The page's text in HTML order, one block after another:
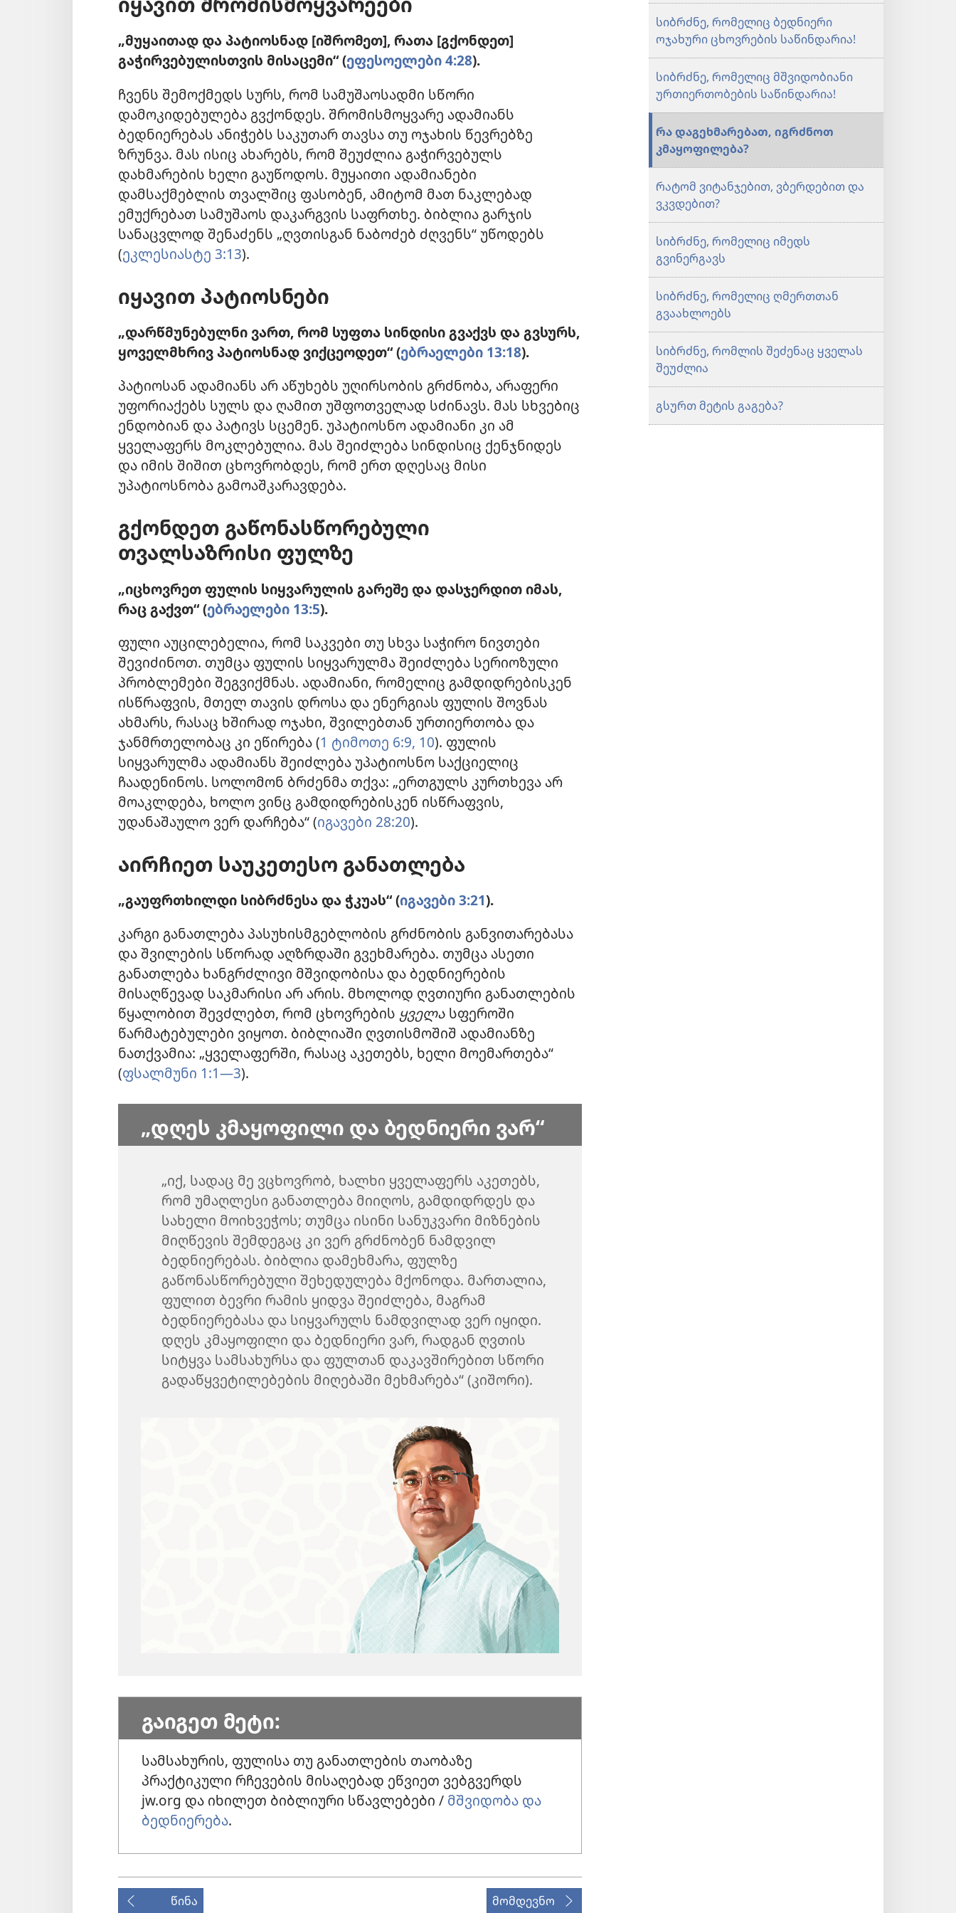
„მუყაითად და პატიოსნად [იშრომეთ], რათა [გქონდეთ]
გაჭირვებულისთვის მისაცემი“ (ეფესოელები 4:28).
ჩვენს შემოქმედს სურს, რომ სამუშაოსადმი სწორი
დამოკიდებულება გვქონდეს. შრომისმოყვარე ადამიანს
ბედნიერებას ანიჭებს საკუთარ თავსა თუ ოჯახის წევრებზე
ზრუნვა. მას ისიც ახარებს, რომ შეუძლია გაჭირვებულს
დახმარების ხელი გაუწოდოს. მუყაითი ადამიანები
დამსაქმებლის თვალშიც ფასობენ, ამიტომ მათ ნაკლებად
ემუქრებათ სამუშაოს დაკარგვის საფრთხე. ბიბლია გარჯის
სანაცვლოდ შენაძენს „ღვთისგან ნაბოძებ ძღვენს“ უწოდებს
(ეკლესიასტე 3:13).
იყავით პატიოსნები
„დარწმუნებულნი ვართ, რომ სუფთა სინდისი გვაქვს და გვსურს,
ყოველმხრივ პატიოსნად ვიქცეოდეთ“ (ებრაელები 13:18).
პატიოსან ადამიანს არ აწუხებს უღირსობის გრძნობა, არაფერი
უფორიაქებს სულს და ღამით უშფოთველად სძინავს. მას სხვებიც
ენდობიან და პატივს სცემენ. უპატიოსნო ადამიანი კი ამ
ყველაფერს მოკლებულია. მას შეიძლება სინდისიც ქენჯნიდეს
და იმის შიშით ცხოვრობდეს, რომ ერთ დღესაც მისი
უპატიოსნობა გამოაშკარავდება.
გქონდეთ გაწონასწორებული
თვალსაზრისი ფულზე
„იცხოვრეთ ფულის სიყვარულის გარეშე და დასჯერდით იმას,
რაც გაქვთ“ (ებრაელები 13:5).
ფული აუცილებელია, რომ საკვები თუ სხვა საჭირო ნივთები
შევიძინოთ. თუმცა ფულის სიყვარულმა შეიძლება სერიოზული
პრობლემები შეგვიქმნას. ადამიანი, რომელიც გამდიდრებისკენ
ისწრაფვის, მთელ თავის დროსა და ენერგიას ფულის შოვნას
ახმარს, რასაც ხშირად ოჯახი, შვილებთან ურთიერთობა და
ჯანმრთელობაც კი ეწირება (1 ტიმოთე 6:9, 10). ფულის
სიყვარულმა ადამიანს შეიძლება უპატიოსნო საქციელიც
ჩაადენინოს. სოლომონ ბრძენმა თქვა: „ერთგულს კურთხევა არ
მოაკლდება, ხოლო ვინც გამდიდრებისკენ ისწრაფვის,
უდანაშაულო ვერ დარჩება“ (იგავები 28:20).
აირჩიეთ საუკეთესო განათლება
„გაუფრთხილდი სიბრძნესა და ჭკუას“ (იგავები 3:21).
კარგი განათლება პასუხისმგებლობის გრძნობის განვითარებასა
და შვილების სწორად აღზრდაში გვეხმარება. თუმცა ასეთი
განათლება ხანგრძლივი მშვიდობისა და ბედნიერების
მისაღწევად საკმარისი არ არის. მხოლოდ ღვთიური განათლების
წყალობით შევძლებთ, რომ ცხოვრების ყველა სფეროში
წარმატებულები ვიყოთ. ბიბლიაში ღვთისმოშიშ ადამიანზე
ნათქვამია: „ყველაფერში, რასაც აკეთებს, ხელი მოემართება“
(ფსალმუნი 1:1—3).
„დღეს კმაყოფილი და ბედნიერი ვარ“
„იქ, სადაც მე ვცხოვრობ, ხალხი ყველაფერს აკეთებს,
რომ უმაღლესი განათლება მიიღოს, გამდიდრდეს და
სახელი მოიხვეჭოს; თუმცა ისინი სანუკვარი მიზნების
მიღწევის შემდეგაც კი ვერ გრძნობენ ნამდვილ
ბედნიერებას. ბიბლია დამეხმარა, ფულზე
გაწონასწორებული შეხედულება მქონოდა. მართალია,
ფულით ბევრი რამის ყიდვა შეიძლება, მაგრამ
ბედნიერებასა და სიყვარულს ნამდვილად ვერ იყიდი.
დღეს კმაყოფილი და ბედნიერი ვარ, რადგან ღვთის
სიტყვა სამსახურსა და ფულთან დაკავშირებით სწორი
გადაწყვეტილებების მიღებაში მეხმარება“ (კიშორი).
გაიგეთ მეტი:
სამსახურის, ფულისა თუ განათლების თაობაზე
პრაქტიკული რჩევების მისაღებად ეწვიეთ ვებგვერდს
jw.org და იხილეთ ბიბლიური სწავლებები / მშვიდობა და
ბედნიერება.
წინა მომდევნო
სიბრძნე, რომელიც ბედნიერი
ოჯახური ცხოვრების საწინდარია!
სიბრძნე, რომელიც მშვიდობიანი
ურთიერთობების საწინდარია!
რა დაგეხმარებათ, იგრძნოთ
კმაყოფილება?
რატომ ვიტანჯებით, ვბერდებით და
ვკვდებით?
სიბრძნე, რომელიც იმედს
გვინერგავს
სიბრძნე, რომელიც ღმერთთან
გვაახლოებს
სიბრძნე, რომლის შეძენაც ყველას
შეუძლია
გსურთ მეტის გაგება?